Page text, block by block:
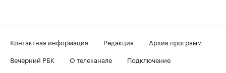
Контактная информация Редакция
Архив программ
Вечерний РБК
О телеканале
Подключение